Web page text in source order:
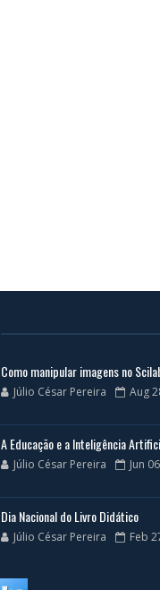
Como manipular imagens no
Júlio César Pereira Aug
A Educação e a Inteligência
Júlio César Pereira Jun
Dia Nacional do Livro Didático
Júlio César Pereira Feb